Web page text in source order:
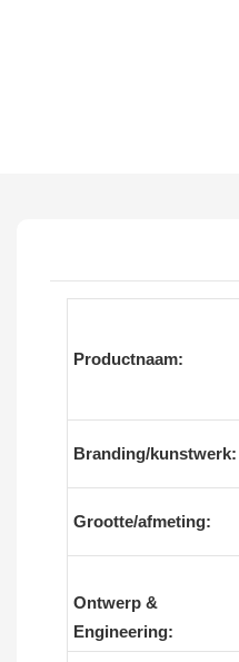
Productnaam:
Branding/kunstwerk:
Grootte/afmeting:
Ontwerp &
Engineering: